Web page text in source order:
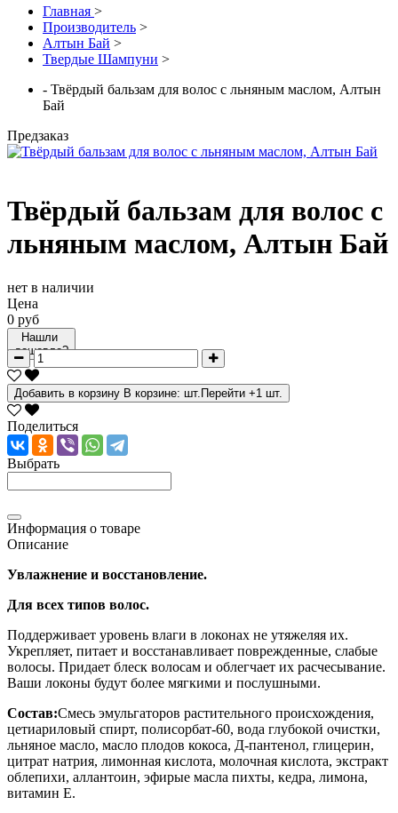
Главная >
Производитель >
Алтын Бай >
Твердые Шампуни >
- Твёрдый бальзам для волос с льняным маслом, Алтын
Бай
Предзаказ
Твёрдый бальзам для волос с
льняным маслом, Алтын Бай
нет в наличии
Цена
0 руб
Нашли
дешевле?
Добавить в корзину В корзине: шт. Перейти +1 шт.
Поделиться
Выбрать
Информация о товаре
Описание
Увлажнение и восстановление.
Для всех типов волос.
Поддерживает уровень влаги в локонах не утяжеляя их.
Укрепляет, питает и восстанавливает поврежденные, слабые
волосы. Придает блеск волосам и облегчает их расчесывание.
Ваши локоны будут более мягкими и послушными.
Состав:Смесь эмульгаторов растительного происхождения,
цетиариловый спирт, полисорбат-60, вода глубокой очистки,
льняное масло, масло плодов кокоса, Д-пантенол, глицерин,
цитрат натрия, лимонная кислота, молочная кислота, экстракт
облепихи, аллантоин, эфирые масла пихты, кедра, лимона,
витамин Е.